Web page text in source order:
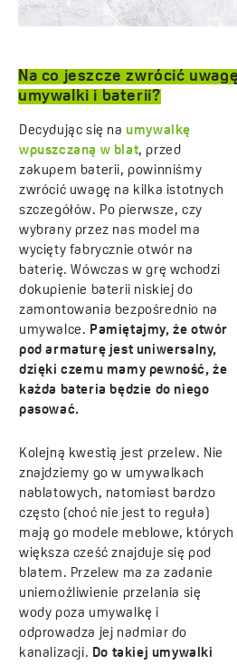
Na co jeszcze zwrócić
umywalki i baterii?
Decydując się na umywalkę
wpuszczaną w blat, przed
zakupem baterii, powinniśmy
zwrócić uwagę na kilka istotnych
szczegółów. Po pierwsze, czy
wybrany przez nas model ma
wycięty fabrycznie otwór na
baterię. Wówczas w grę wchodzi
dokupienie baterii niskiej do
zamontowania bezpośrednio na
umywalce. Pamiętajmy, że otwór
pod armaturę jest uniwersalny,
dzięki czemu mamy pewność, że
każda bateria będzie do niego
pasować.
Kolejną kwestią jest przelew. Nie
znajdziemy go w umywalkach
nablatowych, natomiast bardzo
często (choć nie jest to reguła)
mają go modele meblowe, których
większa cześć znajduje się pod
blatem. Przelew ma za zadanie
uniemożliwienie przelania się
wody poza umywalkę i
odprowadza jej nadmiar do
kanalizacji. Do takiej umywalki